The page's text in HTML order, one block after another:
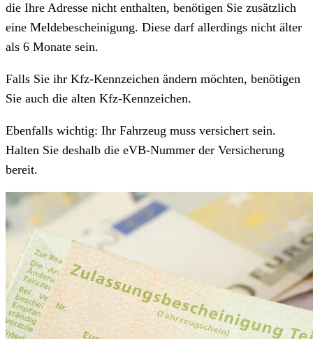
die Ihre Adresse nicht enthalten, benötigen Sie zusätzlich
eine Meldebescheinigung. Diese darf allerdings nicht älter
als 6 Monate sein.
Falls Sie ihr Kfz-Kennzeichen ändern möchten, benötigen
Sie auch die alten Kfz-Kennzeichen.
Ebenfalls wichtig: Ihr Fahrzeug muss versichert sein.
Halten Sie deshalb die eVB-Nummer der Versicherung
bereit.